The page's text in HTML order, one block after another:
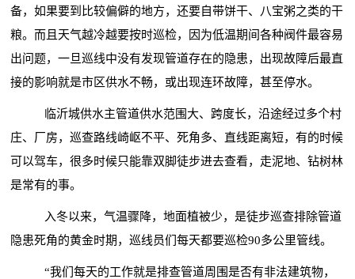
备，如果要到比较偏僻的地方，还要自带饼干、八宝粥之类的干
粮。而且天气越冷越要按时巡检，因为低温期间各种阀件最容易
出问题，一旦巡线中没有发现管道存在的隐患，出现故障后最直
接的影响就是市区供水不畅，或出现连环故障，甚至停水。
临沂城供水主管道供水范围大、跨度长，沿途经过多个村
庄、厂房，巡查路线崎岖不平、死角多、直线距离短，有的时候
可以驾车，很多时候只能靠双脚徒步进去查看，走泥地、钻树林
是常有的事。
入冬以来，气温骤降，地面植被少，是徒步巡查排除管道
隐患死角的黄金时期，巡线员们每天都要巡检90多公里管线。
“我们每天的工作就是排查管道周围是否有非法建筑物，